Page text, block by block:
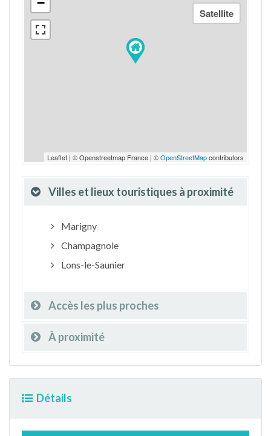
Leaflet | © Openstreetmap France | ©OpenStreetMapcontributors
Villes et lieux touristiques à proximité
Marigny
Champagnole
Lons-le-Saunier
Accès les plus proches
À proximité
Détails